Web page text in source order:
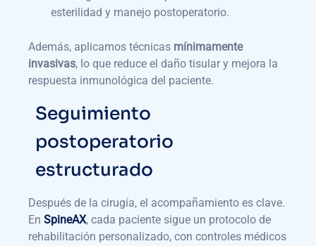
esterilidad y manejo postoperatorio.
Además, aplicamos técnicas mínimamente
invasivas, lo que reduce el daño tisular y mejora la
respuesta inmunológica del paciente.
Seguimiento
postoperatorio
estructurado
Después de la cirugía, el acompañamiento es clave.
En SpineAX, cada paciente sigue un protocolo de
rehabilitación personalizado, con controles médicos